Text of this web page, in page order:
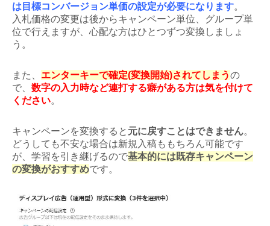
は目標コンバージョン単価の設定が必要になります。
入札価格の変更は後からキャンペーン単位、グループ単
位で行えますが、心配な方はひとつずつ変換しましょ
う。
また、 エンターキーで確定(変換開始)されてしまうの
で、 数字の入力時など連打する癖がある方は気を付けて
ください。
キャンペーンを変換すると 元に戻すことはできません。
どうしても不安な場合は新規入稿ももちろん可能です
が、学習を引き継げるので基本的には既存キャンペーン
の変換がおすすめです。